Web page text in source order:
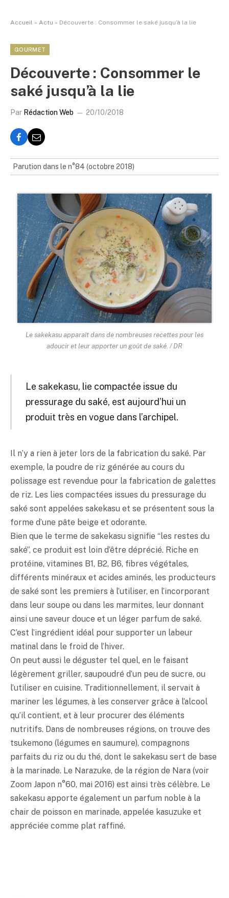
Accueil » Actu » Découverte : Consommer le saké jusqu’à la lie
GOURMET
Découverte : Consommer le
saké jusqu’à la lie
Par Rédaction Web 20/10/2018
Parution dans le n°84 (octobre 2018)
Le sakekasu apparaît dans de nombreuses recettes pour les
adoucir et leur apporter un goût de saké. / DR
Le sakekasu, lie compactée issue du
pressurage du saké, est aujourd’hui un
produit très en vogue dans l’archipel.
Il n’y a rien à jeter lors de la fabrication du saké. Par
exemple, la poudre de riz générée au cours du
polissage est revendue pour la fabrication de galettes
de riz. Les lies compactées issues du pressurage du
saké sont appelées sakekasu et se présentent sous la
forme d’une pâte beige et odorante.
Bien que le terme de sakekasu signifie “les restes du
saké”, ce produit est loin d’être déprécié. Riche en
protéine, vitamines B1, B2, B6, fibres végétales,
différents minéraux et acides aminés, les producteurs
de saké sont les premiers à l’utiliser, en l’incorporant
dans leur soupe ou dans les marmites, leur donnant
ainsi une saveur douce et un léger parfum de saké.
C’est l’ingrédient idéal pour supporter un labeur
matinal dans le froid de l’hiver.
On peut aussi le déguster tel quel, en le faisant
légèrement griller, saupoudré d’un peu de sucre, ou
l’utiliser en cuisine. Traditionnellement, il servait à
mariner les légumes, à les conserver grâce à l’alcool
qu’il contient, et à leur procurer des éléments
nutritifs. Dans de nombreuses régions, on trouve des
tsukemono (légumes en saumure), compagnons
parfaits du riz ou du thé, dont le sakekasu sert de base
à la marinade. Le Narazuke, de la région de Nara (voir
Zoom Japon n°60, mai 2016) est ainsi très célèbre. Le
sakekasu apporte également un parfum noble à la
chair de poisson en marinade, appelée kasuzuke et
appréciée comme plat raffiné.